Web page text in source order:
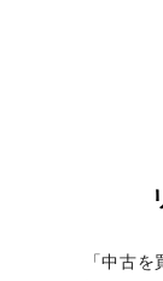
「中古